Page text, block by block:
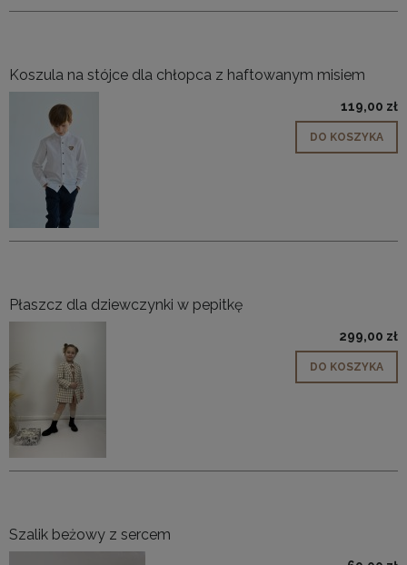
Koszula na stójce dla chłopca z haftowanym misiem
119,00 zł
DO KOSZYKA
Płaszcz dla dziewczynki w pepitkę
299,00 zł
DO KOSZYKA
Szalik beżowy z sercem